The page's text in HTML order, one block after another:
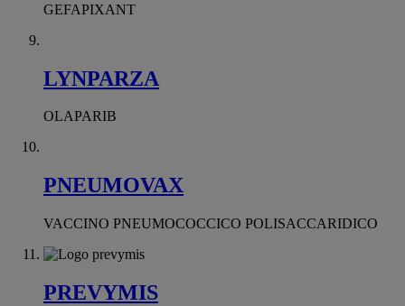
GEFAPIXANT
LYNPARZA
OLAPARIB
PNEUMOVAX
VACCINO PNEUMOCOCCICO POLISACCARIDICO
PREVYMIS